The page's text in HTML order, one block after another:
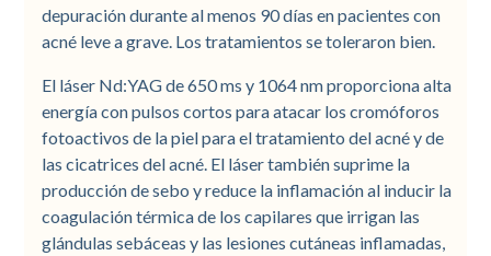
depuración durante al menos 90 días en pacientes con
acné leve a grave. Los tratamientos se toleraron bien.
El láser Nd:YAG de 650 ms y 1064 nm proporciona alta
energía con pulsos cortos para atacar los cromóforos
fotoactivos de la piel para el tratamiento del acné y de
las cicatrices del acné. El láser también suprime la
producción de sebo y reduce la inflamación al inducir la
coagulación térmica de los capilares que irrigan las
glándulas sebáceas y las lesiones cutáneas inflamadas,